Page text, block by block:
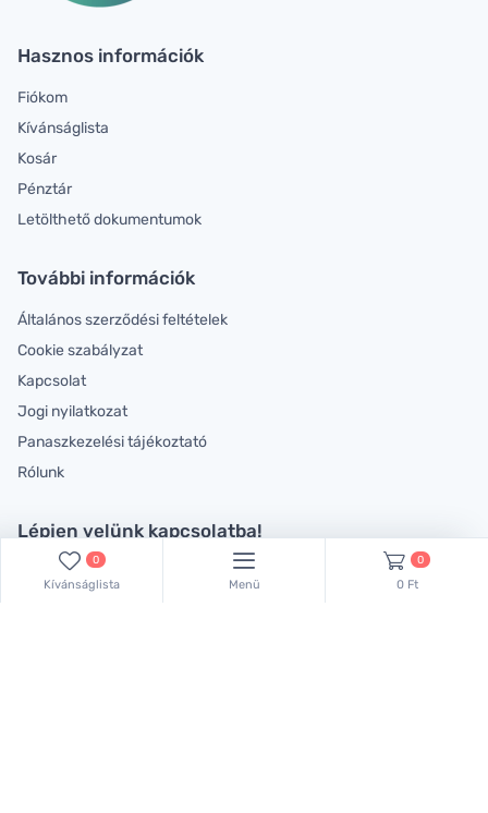
Hasznos információk
Fiókom
Kívánságlista
Kosár
Pénztár
Letölthető dokumentumok
További információk
Általános szerződési feltételek
Cookie szabályzat
Kapcsolat
Jogi nyilatkozat
Panaszkezelési tájékoztató
Rólunk
Lépjen velünk kapcsolatba!
Kollégáink készséggel állnak rendelkezésére!
0
Kívánságlista Menü
0
0 Ft